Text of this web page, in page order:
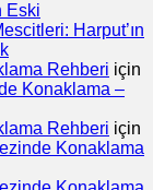
Eski
Harput’ın
Rehberi için
Konaklama –
Rehberi için
Konaklama